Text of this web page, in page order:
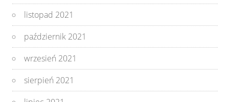
listopad 2021
październik 2021
wrzesień 2021
sierpień 2021